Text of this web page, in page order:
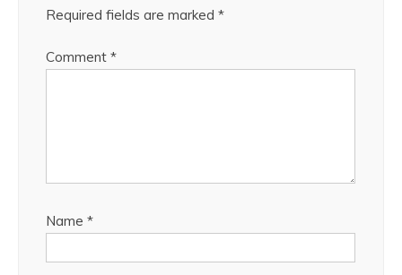
Required fields are marked *
Comment *
Name *